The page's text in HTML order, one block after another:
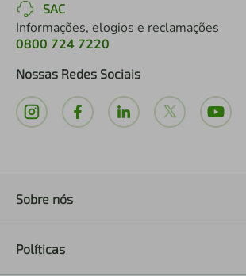
SAC
Informações, elogios e reclamações
0800 724 7220
Nossas Redes Sociais
Sobre nós
Políticas